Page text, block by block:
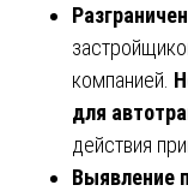
компанией.
для
действия
Выявление